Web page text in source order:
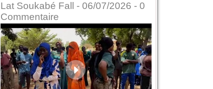
Lat Soukabé Fall - 06/07/2026 - 0
Commentaire